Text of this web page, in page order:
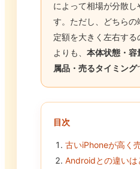
によって相場が分散し
す。ただし、どちら
定額を大きく左右す
よりも、 本体状態・容
属品・売るタイミング
目次
古いiPhoneが高く
Androidとの違いは